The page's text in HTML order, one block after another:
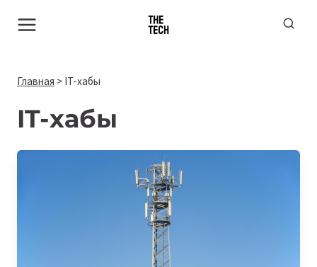
Главная > IT-хабы
IT-хабы